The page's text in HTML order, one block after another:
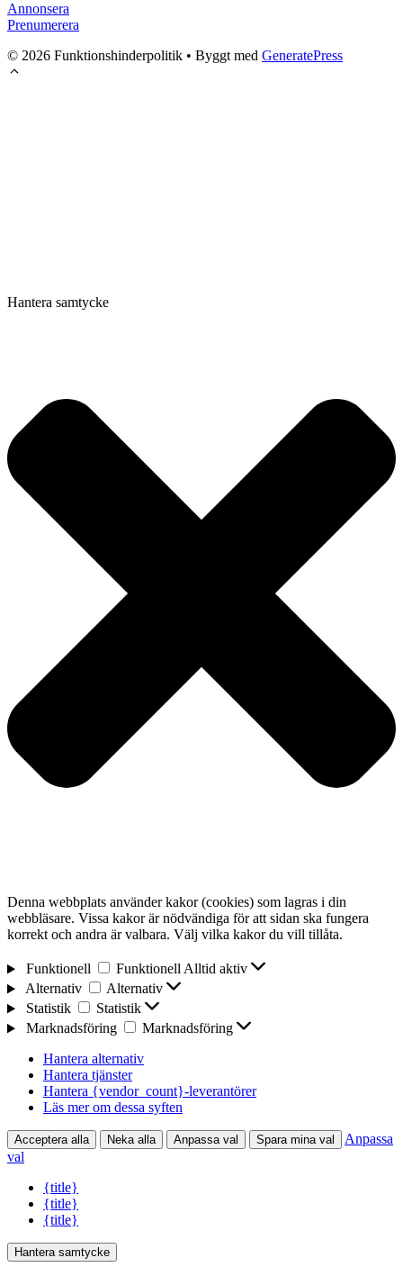
Annonsera
Prenumerera
© 2026 Funktionshinderpolitik • Byggt med GeneratePress
Hantera samtycke
Denna webbplats använder kakor (cookies) som lagras i din
webbläsare. Vissa kakor är nödvändiga för att sidan ska fungera
korrekt och andra är valbara. Välj vilka kakor du vill tillåta.
Funktionell FunktionellAlltid aktiv
Alternativ
Alternativ
Statistik
Statistik
Marknadsföring
Marknadsföring
Hantera alternativ
Hantera tjänster
Hantera {vendor_count}-leverantörer
Läs mer om dessa syften
Acceptera alla Neka alla Anpassa val Spara mina val
Anpassa
val
{title}
{title}
{title}
Hantera samtycke